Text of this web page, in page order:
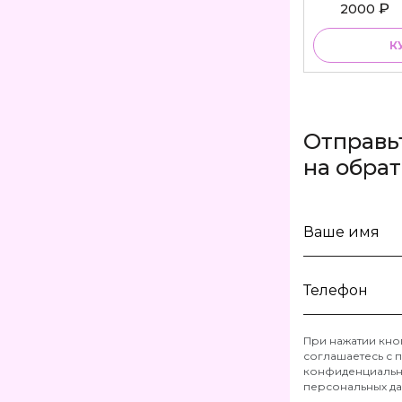
2000₽
на
Ваше
Телефон
*
При нажатии
соглашаетесь с
персональных